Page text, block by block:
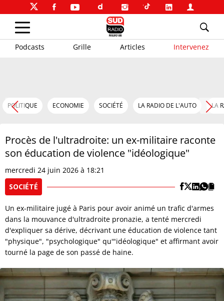
Podcasts Grille Articles Intervenez
POLITIQUE ECONOMIE SOCIÉTÉ LA RADIO DE L'AUTO LA
Procès de l'ultradroite: un ex-militaire raconte
son éducation de violence "idéologique"
mercredi 24 juin 2026 à 18:21
SOCIÉTÉ
Un ex-militaire jugé à Paris pour avoir animé un trafic d'armes
dans la mouvance d'ultradroite pronazie, a tenté mercredi
d'expliquer sa dérive, décrivant une éducation de violence tant
"physique", "psychologique" qu'"idéologique" et affirmant avoir
tourné la page de son passé de haine.